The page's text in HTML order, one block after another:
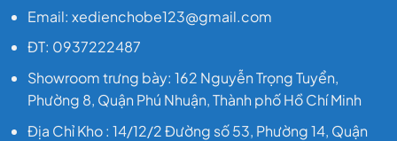
Email: xedienchobe123@gmail.com
ĐT: 0937222487
Showroom trưng bày: 162 Nguyễn Trọng Tuyển,
Phường 8, Quận Phú Nhuận, Thành phố Hồ Chí Minh
Địa Chỉ Kho : 14/12/2 Đường số 53, Phường 14, Quận